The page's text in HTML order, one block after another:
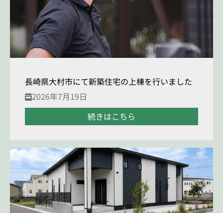
長崎県大村市にて新築住宅の上棟を行いました
2026年7月19日
続きはこちら